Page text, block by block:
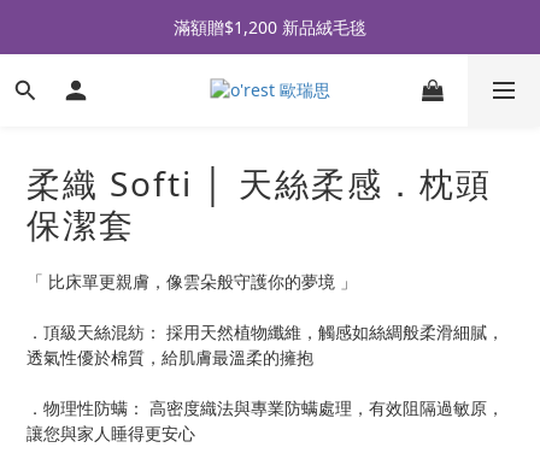
全品牌滿 $990免運｜會員買即贈〈 購物金 〉
滿額贈$1,200 新品絨毛毯
全品牌滿 $990免運｜會員買即贈〈 購物金 〉
柔織 Softi │ 天絲柔感．枕頭
保潔套
「 比床單更親膚，像雲朵般守護你的夢境 」
．頂級天絲混紡： 採用天然植物纖維，觸感如絲綢般柔滑細膩，
透氣性優於棉質，給肌膚最溫柔的擁抱
．物理性防螨： 高密度織法與專業防螨處理，有效阻隔過敏原，
讓您與家人睡得更安心